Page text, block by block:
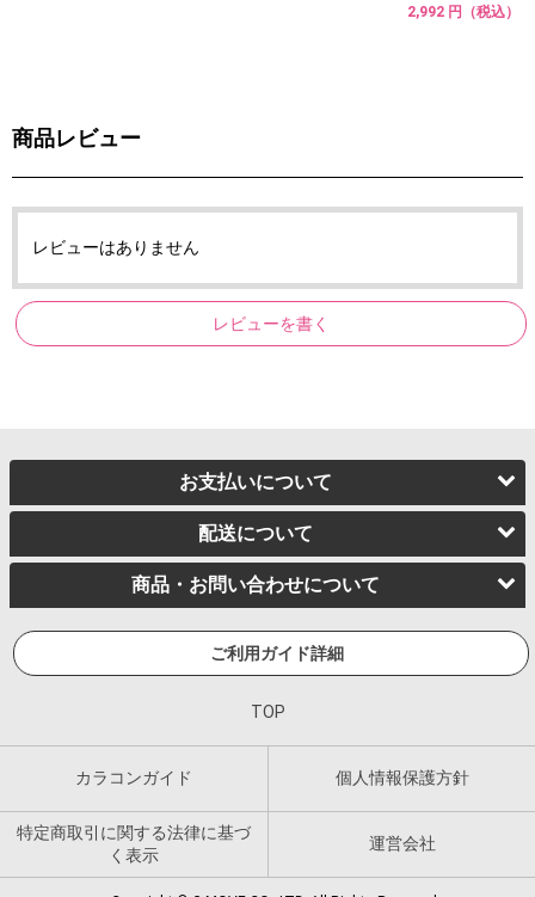
2,992 円（税込）
商品レビュー
レビューはありません
レビューを書く
お支払いについて
配送について
商品・お問い合わせについて
ご利用ガイド詳細
TOP
カラコンガイド 個人情報保護方針
特定商取引に関する法律に基づ
く表示
運営会社